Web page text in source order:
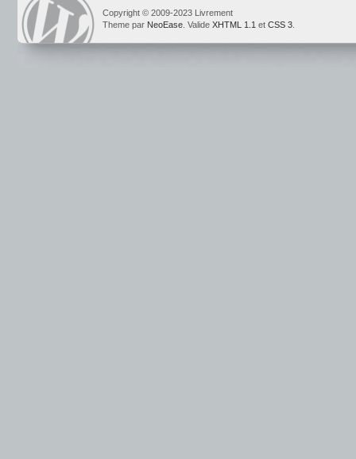
Copyright © 2009-2023 Livrement
Theme par NeoEase . Valide XHTML 1.1 et CSS 3